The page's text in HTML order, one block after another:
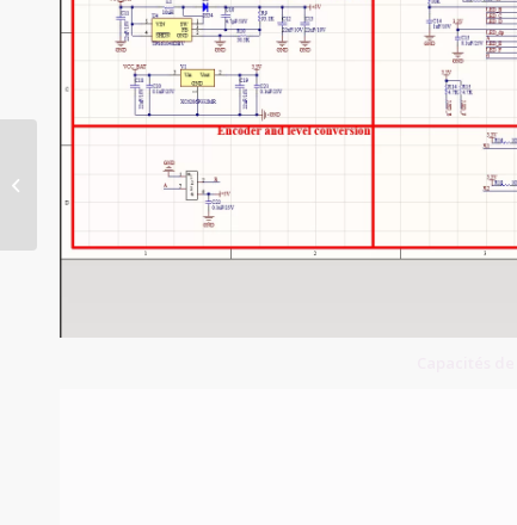
Blind-Buried Via PCB